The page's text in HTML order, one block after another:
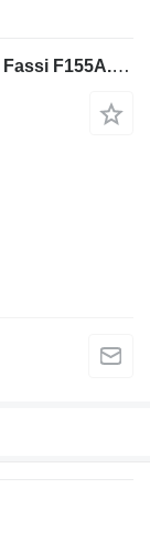
Mercedes-Benz Arocs 3236 8×4 / Crane Fassi F155A.0.22 / remote control / 2-way